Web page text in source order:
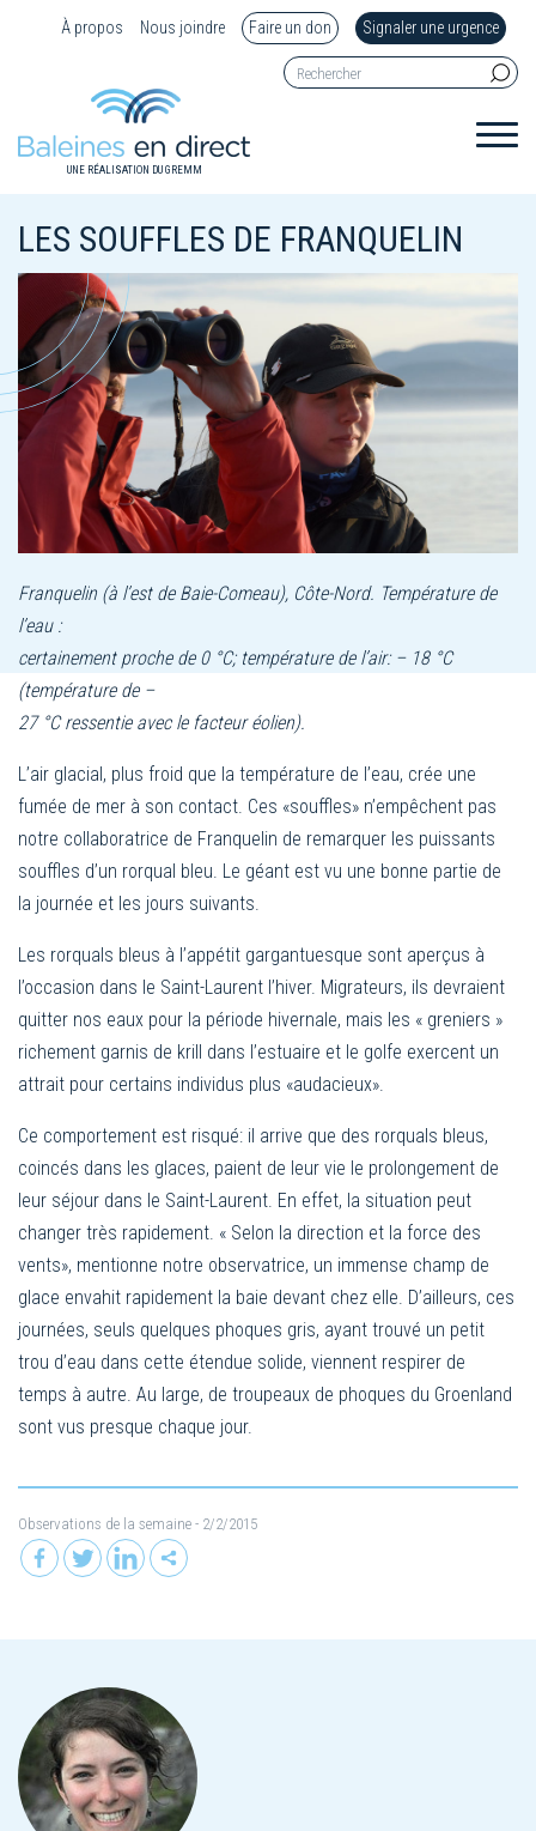
À propos Nous joindre Faire un don Signaler une urgence
UNE RÉALISATION DU GREMM
LES SOUFFLES DE FRANQUELIN
Franquelin (à l’est de Baie-Comeau), Côte-Nord. Température de
l’eau :
certainement proche de 0 °C; température de l’air: – 18 °C
(température de –
27 °C ressentie avec le facteur éolien).
L’air glacial, plus froid que la température de l’eau, crée une
fumée de mer à son contact. Ces «souffles» n’empêchent pas
notre collaboratrice de Franquelin de remarquer les puissants
souffles d’un rorqual bleu. Le géant est vu une bonne partie de
la journée et les jours suivants.
Les rorquals bleus à l’appétit gargantuesque sont aperçus à
l’occasion dans le Saint-Laurent l’hiver. Migrateurs, ils devraient
quitter nos eaux pour la période hivernale, mais les « greniers »
richement garnis de krill dans l’estuaire et le golfe exercent un
attrait pour certains individus plus «audacieux».
Ce comportement est risqué: il arrive que des rorquals bleus,
coincés dans les glaces, paient de leur vie le prolongement de
leur séjour dans le Saint-Laurent. En effet, la situation peut
changer très rapidement. « Selon la direction et la force des
vents», mentionne notre observatrice, un immense champ de
glace envahit rapidement la baie devant chez elle. D’ailleurs, ces
journées, seuls quelques phoques gris, ayant trouvé un petit
trou d’eau dans cette étendue solide, viennent respirer de
temps à autre. Au large, de troupeaux de phoques du Groenland
sont vus presque chaque jour.
Observations de la semaine - 2/2/2015